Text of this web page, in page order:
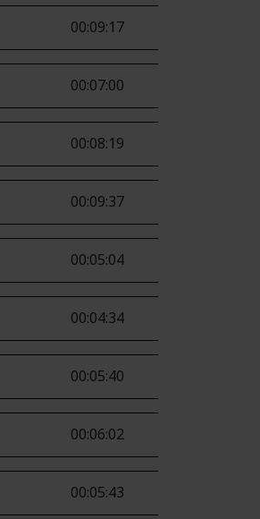
00:09:17
00:07:00
00:08:19
00:09:37
00:05:04
00:04:34
00:05:40
00:06:02
00:05:43